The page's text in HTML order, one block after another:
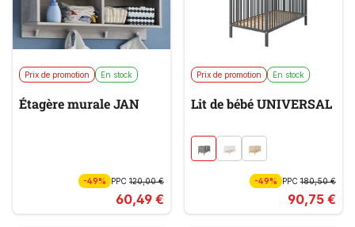
Prix de promotion En stock
Étagère murale JAN
-49% PPC 120,00 €
60,49 €
Prix de promotion En stock
Lit de bébé UNIVERSAL
-49% PPC180,50 €
90,75 €